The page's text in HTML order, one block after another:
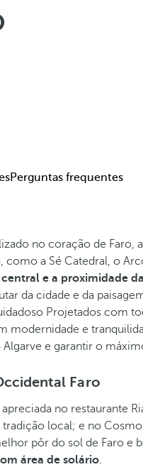
Perguntas frequentes
no coração de Faro,
a Sé Catedral, o
e a proximidade
da cidade e da
Projetados com
modernidade e
e garantir o
Faro
no restaurante
local; e no
pôr do sol de Faro e
área de solário.